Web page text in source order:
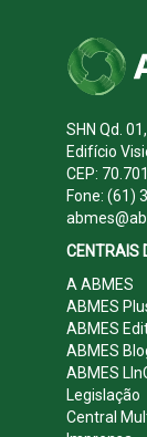
SHN Qd.
Edifício
CEP:
Fone: (61)
CENTRAIS
A ABMES
ABMES
ABMES
ABMES
ABMES
Legislação
Central